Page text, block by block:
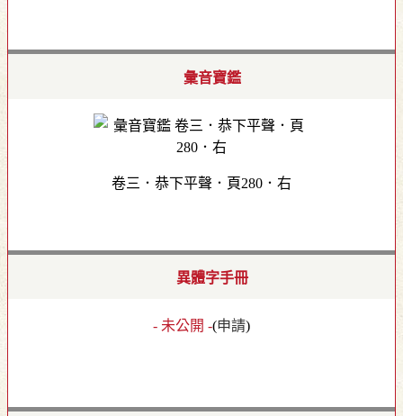
彙音寶鑑
卷三．恭下平聲．頁280．右
異體字手冊
- 未公開 -(申請)